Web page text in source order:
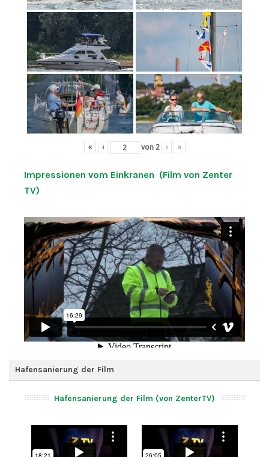
« ‹ von 2 › »
Impressionen vom Einkranen (Film von Zenter
TV)
Hafensanierung der Film
Hafensanierung der Film (von ZenterTV)